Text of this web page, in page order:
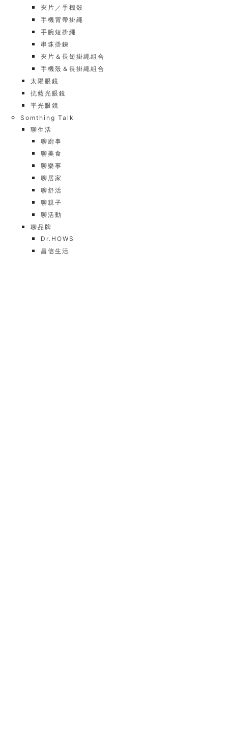
夾片／手機殼
手機背帶掛繩
手腕短掛繩
串珠掛鍊
夾片＆長短掛繩組合
手機殼＆長掛繩組合
太陽眼鏡
抗藍光眼鏡
平光眼鏡
Somthing Talk
聊生活
聊廚事
聊美食
聊樂事
聊居家
聊舒活
聊親子
聊活動
聊品牌
Dr.HOWS
昌信生活